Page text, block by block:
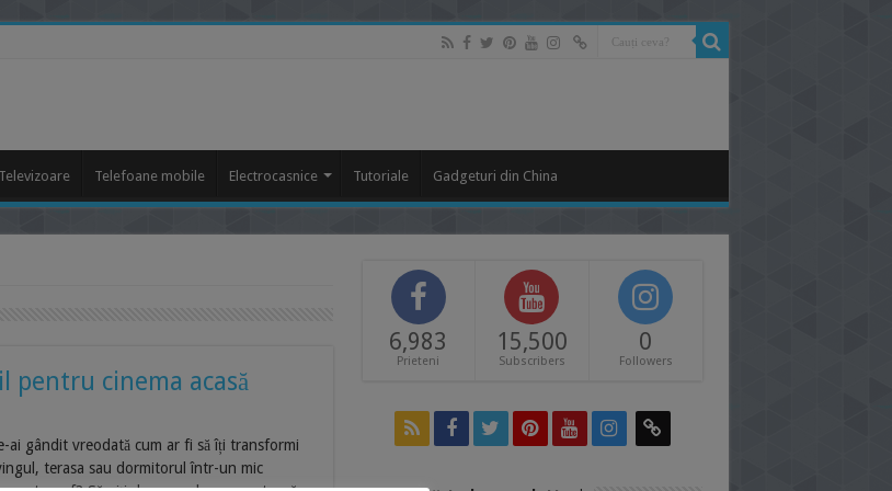
Televizoare Telefoane mobile Electrocasnice Tutoriale Gadgeturi din China
pentru cinema acasă
ai gândit vreodată cum ar fi să îți transformi
terasa sau dormitorul într-un mic
6,983
Prieteni
15,500
Subscribers
0
Followers